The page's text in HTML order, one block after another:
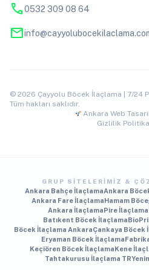
phone0532 309 08 64
mail
© 2026 Çayyolu Böcek İlaçlama | 7/24
Tüm hakları saklıdır.
Ankara Web
Gizlilik
GRUP SITELERIMIZ &
Ankara Bahçe İlaçlamaAnkara
Ankara Fare İlaçlamaHamam
Ankara İlaçlamaPire İlaçlama
Batıkent Böcek İlaçlama
Böcek İlaçlama AnkaraÇankaya Böcek
Eryaman Böcek İlaçlama
Keçiören Böcek İlaçlamaKene
Tahtakurusu İlaçlama TR